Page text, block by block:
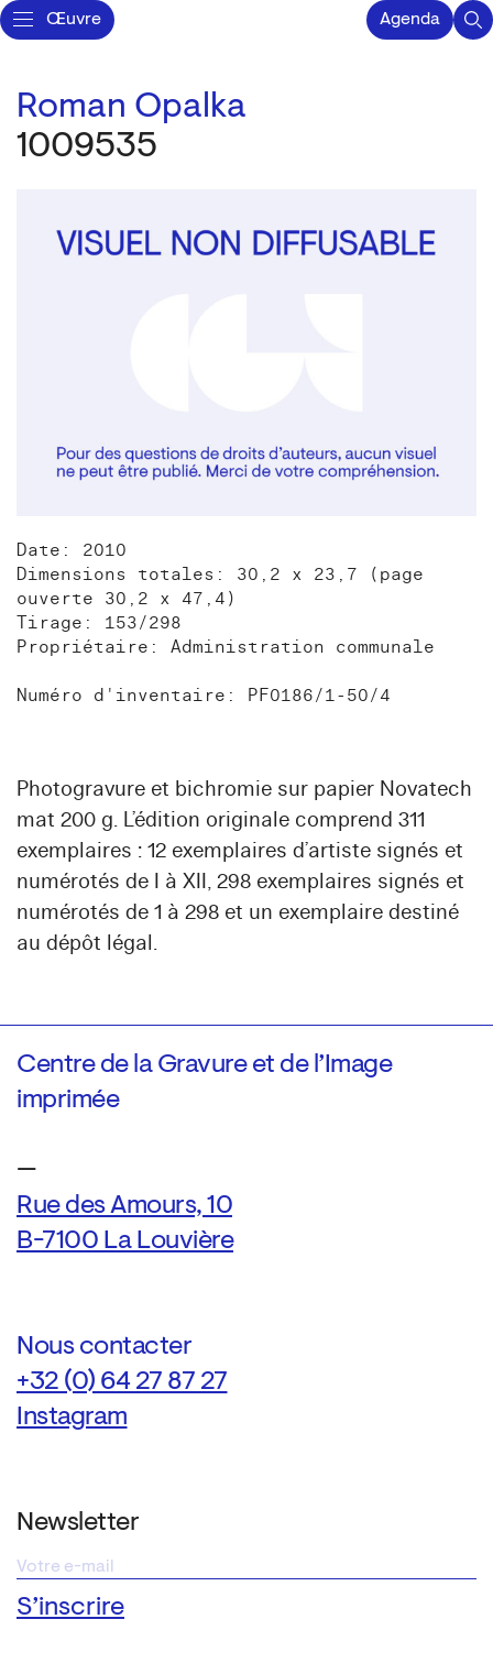
Œuvre Agenda
Roman Opalka
1009535
Date: 2010
Dimensions totales: 30,2 x 23,7 (page
ouverte 30,2 x 47,4)
Tirage: 153/298
Propriétaire: Administration communale
Numéro d'inventaire: PF0186/1-50/4
Photogravure et bichromie sur papier Novatech
mat 200 g. L’édition originale comprend 311
exemplaires : 12 exemplaires d’artiste signés et
numérotés de I à XII, 298 exemplaires signés et
numérotés de 1 à 298 et un exemplaire destiné
au dépôt légal.
Centre de la Gravure et de l’Image
imprimée
—
Rue des Amours, 10
B-7100 La Louvière
Nous contacter
+32 (0) 64 27 87 27
Instagram
Newsletter